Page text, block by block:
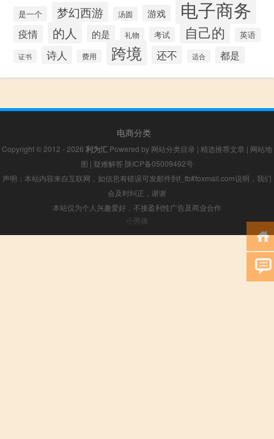
是一个 梦幻西游 汤圆 游戏 电子商务
疫情 的人 的是 礼物 考试 自己的 英语
证书 诗人 费用 跨境 还不 适合 都是
电商分类
Copyright © 2012 - 2026 利为汇 Powered by 网站分类目录 | 精选推荐文章 | 网站地
图 | 疑难解答 陕ICP备05009492号
声明：本站内容来自互联网，如信息有错误可发邮件到f_fb#foxmail.com说明，我们
会及时纠正，谢谢
本站仅为个人兴趣爱好，不接盈利性广告及商业合作
小男孩